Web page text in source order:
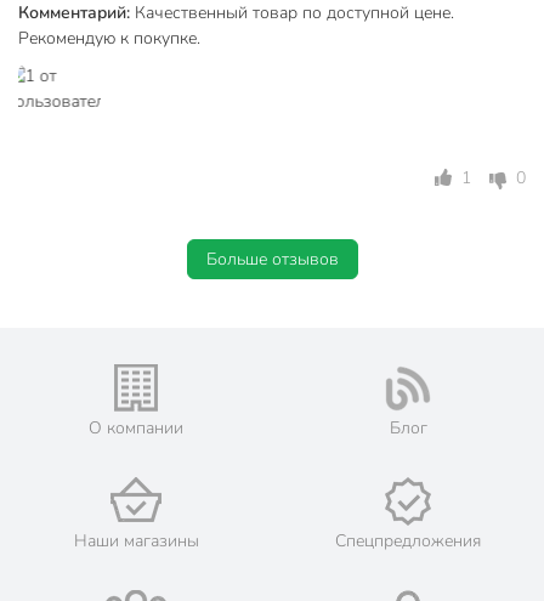
Комментарий: Качественный товар по доступной цене.
Рекомендую к покупке.
1 0
Больше отзывов
О компании Блог
Наши магазины Спецпредложения